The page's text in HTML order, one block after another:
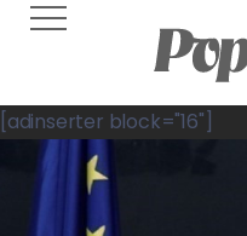
[adinserter block="16"]